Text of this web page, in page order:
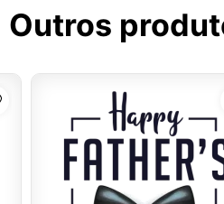
Outros